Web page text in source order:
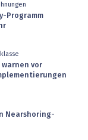
Programm
vor
Nearshoring-